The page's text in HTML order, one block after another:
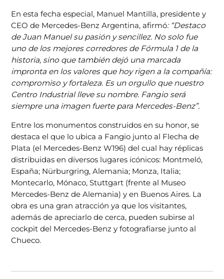
En esta fecha especial, Manuel Mantilla, presidente y
CEO de Mercedes-Benz Argentina, afirmó: “Destaco
de Juan Manuel su pasión y sencillez. No solo fue
uno de los mejores corredores de Fórmula 1 de la
historia, sino que también dejó una marcada
impronta en los valores que hoy rigen a la compañía:
compromiso y fortaleza. Es un orgullo que nuestro
Centro Industrial lleve su nombre. Fangio será
siempre una imagen fuerte para Mercedes-Benz”.
Entre los monumentos construidos en su honor, se
destaca el que lo ubica a Fangio junto al Flecha de
Plata (el Mercedes-Benz W196) del cual hay réplicas
distribuidas en diversos lugares icónicos: Montmeló,
España; Nürburgring, Alemania; Monza, Italia;
Montecarlo, Mónaco, Stuttgart (frente al Museo
Mercedes-Benz de Alemania) y en Buenos Aires. La
obra es una gran atracción ya que los visitantes,
además de apreciarlo de cerca, pueden subirse al
cockpit del Mercedes-Benz y fotografiarse junto al
Chueco.